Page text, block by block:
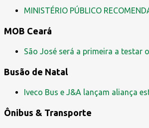
r
o
s
MINISTÉRIO PÚBLICO
MOB Ceará
São José será a primeira a testar
Busão de Natal
Iveco Bus e J&A lançam aliança
Ônibus & Transporte